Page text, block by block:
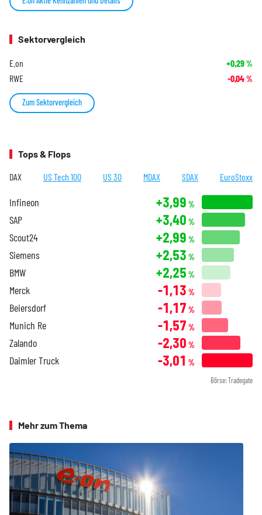
Sektorvergleich
E.on +0,29%
RWE -0,04%
Zum Sektorvergleich
Tops & Flops
DAX US Tech 100 US 30 MDAX SDAX EuroStoxx
Infineon +3,99 %
SAP +3,40 %
Scout24 +2,99 %
Siemens +2,53 %
BMW +2,25 %
Merck -1,13 %
Beiersdorf -1,17 %
Munich Re -1,57 %
Zalando -2,30 %
Daimler Truck -3,01 %
Börse: Tradegate
Mehr zum Thema